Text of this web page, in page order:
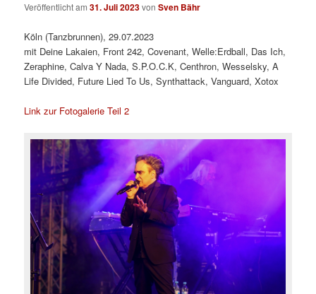
Veröffentlicht am31. Juli 2023vonSven Bähr
Köln (Tanzbrunnen), 29.07.2023
mit Deine Lakaien, Front 242, Covenant, Welle:Erdball, Das Ich,
Zeraphine, Calva Y Nada, S.P.O.C.K, Centhron, Wesselsky, A
Life Divided, Future Lied To Us, Synthattack, Vanguard, Xotox
Link zur Fotogalerie Teil 2